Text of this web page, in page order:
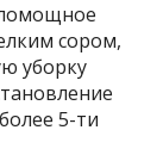
сором,
уборку
5-ти